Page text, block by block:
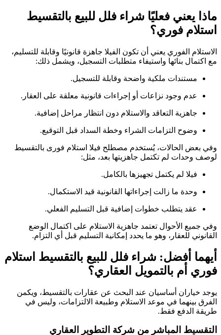
ماذا يعني فعليًا شراء فلل للبيع بالتقسيط
استلام فوري؟
الاستلام الفوري يعني أن تكون الفيلا جاهزة قانونيًا وقابلة للتسليم،
مع اكتمال بنائها واستيفاء متطلبات التسجيل، ويشمل ذلك:
مستندات ملكية واضحة وقابلة للتسجيل.
عدم وجود نزاعات أو إجراءات قانونية معلقة على العقار.
جاهزية التعاقد والاستلام دون انتظار مراحل إضافية.
وضوح التزامات الشراء وخطة السداد قبل التوقيع.
وفي بعض الحالات، يُستخدم مصطلح فيلا استلام فورى بالتقسيط
لوصف وحدات لم تكتمل جاهزيتها بعد، مثل:
فيلا لم يكتمل تجهيزها بالكامل.
وحدة ما زالت إجراءاتها القانونية قيد الاستكمال.
عقد يتطلب خطوات إضافية قبل التسليم الفعلي.
وفي جميع الأحوال تعتمد جاهزية الاستلام على اكتمال الوضع
القانوني للعقار، وهو ما يحدد إمكانية التسليم قبل أي التزام.
أيهما أفضل: شراء فلل للبيع بالتقسيط استلام
فوري أم بالتمويل العقاري؟
يوجد خياران أساسيان عند البحث عن عقارات بالتقسيط، ويكمن
الفرق بينهما في موعد الاستلام وطبيعة الالتزامات، وليس في
طريقة الدفع فقط.
التقسيط المباشر من شركة التطوير العقاري